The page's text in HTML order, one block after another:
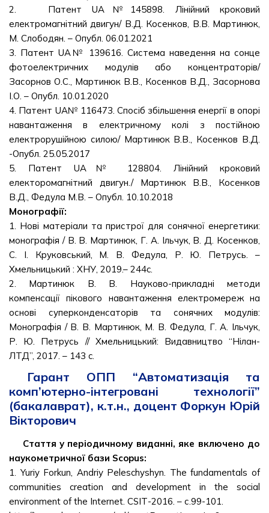
2. Патент UA№145898. Лінійний кроковий
електромагнітний двигун/ В.Д. Косенков, В.В. Мартинюк,
М. Слободян. – Опубл. 06.01.2021
3. Патент UA№ 139616. Система наведення на сонце
фотоелектричних модулів або концентраторів/
Засорнов О.С., Мартинюк В.В., Косенков В.Д., Засорнова
І.О. – Опубл. 10.01.2020
4. Патент UA№ 116473. Спосіб збільшення енергії в опорі
навантаження в електричному колі з постійною
електрорушійною силою/ Мартинюк В.В., Косенков В.Д.
-Опубл. 25.05.2017
5. Патент UA№ 128804. Лінійний кроковий
електоромагнітний двигун./ Мартинюк В.В., Косенков
В.Д., Федула М.В. – Опубл. 10.10.2018
Монографії:
1. Нові матеріали та пристрої для сонячної енергетики:
монографія / В. В. Мартинюк, Г. А. Ільчук, В. Д. Косенков,
С. І. Круковський, М. В. Федула, Р. Ю. Петрусь. –
Хмельницький : ХНУ, 2019.– 244c.
2. Мартинюк В. В. Науково-прикладні методи
компенсації пікового навантаження електромереж на
основі суперконденсаторів та сонячних модулів:
Монографія / В. В. Мартинюк, М. В. Федула, Г. А. Ільчук,
Р. Ю. Петрусь // Хмельницький: Видавництво “Нілан-
ЛТД”, 2017. – 143 c.
Гарант ОПП “Автоматизація та
комп’ютерно-інтегровані технології”
(бакалаврат), к.т.н., доцент Форкун Юрій
Вікторович
Стаття у періодичному виданні, яке включено до
наукометричної бази Scopus:
1. Yuriy Forkun, Andriy Peleschyshyn. The fundamentals of
communities creation and development in the social
environment of the Internet. CSІТ-2016. – с.99-101.